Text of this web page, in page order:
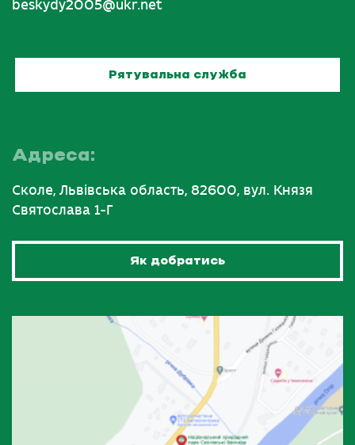
beskydy2005@ukr.net
Рятувальна служба
Адреса:
Сколе, Львівська область, 82600, вул. Князя
Святослава 1-Г
Як добратись